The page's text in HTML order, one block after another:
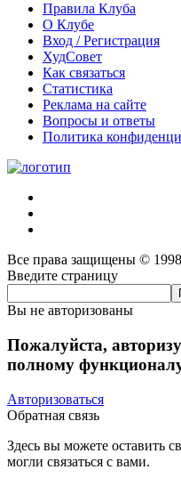
Правила Клуба
О Клубе
Вход / Регистрация
ХудСовет
Как связаться
Статистика
Реклама на сайте
Вопросы и ответы
Политика
Все права защищены ©
Введите страницу
Вы не авторизованы
Пожалуйста,
полному
Авторизоваться
Обратная связь
Здесь вы можете оставить
могли связаться с вами.